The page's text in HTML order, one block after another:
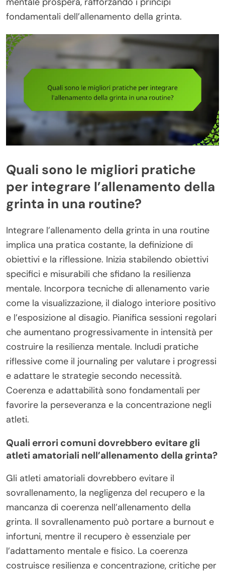
fondamentali dell’allenamento della grinta.
Quali sono le migliori pratiche
per integrare l’allenamento della
grinta in una routine?
Integrare l’allenamento della grinta in una routine
implica una pratica costante, la definizione di
obiettivi e la riflessione. Inizia stabilendo obiettivi
specifici e misurabili che sfidano la resilienza
mentale. Incorpora tecniche di allenamento varie
come la visualizzazione, il dialogo interiore positivo
e l’esposizione al disagio. Pianifica sessioni regolari
che aumentano progressivamente in intensità per
costruire la resilienza mentale. Includi pratiche
riflessive come il journaling per valutare i progressi
e adattare le strategie secondo necessità.
Coerenza e adattabilità sono fondamentali per
favorire la perseveranza e la concentrazione negli
atleti.
Quali errori comuni dovrebbero evitare gli
atleti amatoriali nell’allenamento della grinta?
Gli atleti amatoriali dovrebbero evitare il
sovrallenamento, la negligenza del recupero e la
mancanza di coerenza nell’allenamento della
grinta. Il sovrallenamento può portare a burnout e
infortuni, mentre il recupero è essenziale per
l’adattamento mentale e fisico. La coerenza
costruisce resilienza e concentrazione, critiche per